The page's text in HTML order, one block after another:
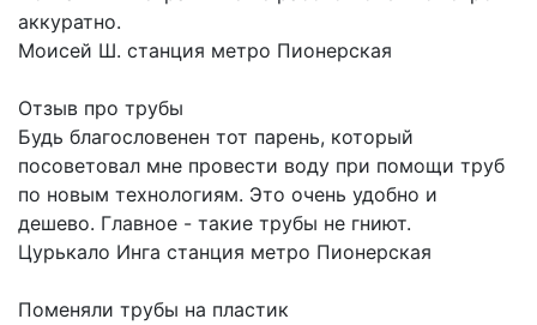
аккуратно.
Моисей Ш. станция метро Пионерская
Отзыв про трубы
Будь благословенен тот парень, который
посоветовал мне провести воду при помощи труб
по новым технологиям. Это очень удобно и
дешево. Главное - такие трубы не гниют.
Цурькало Инга станция метро Пионерская
Поменяли трубы на пластик